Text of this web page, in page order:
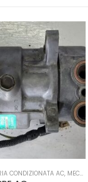
CONDIZIONATA AC, MECCANICA E PERFORMANCE